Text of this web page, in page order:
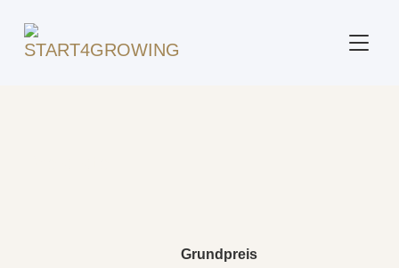
Grundpreis